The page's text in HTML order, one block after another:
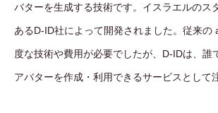
バターを生成する技術です。イスラエルのス
あるD-ID社によって開発されました。従来の
度な技術や費用が必要でしたが、D-IDは、誰
アバターを作成・利用できるサービスとして